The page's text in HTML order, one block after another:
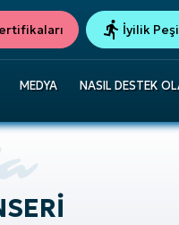
İyilik
MEDYA NASIL DESTEK